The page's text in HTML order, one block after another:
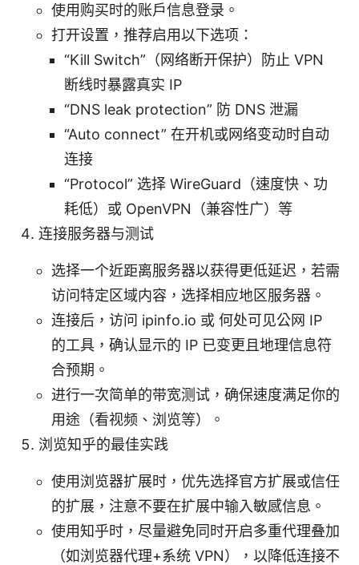
使用购买时的账户信息登录。
打开设置，推荐启用以下选项：
“Kill Switch”（网络断开保护）防止 VPN
断线时暴露真实 IP
“DNS leak protection” 防 DNS 泄漏
“Auto connect” 在开机或网络变动时自动
连接
“Protocol” 选择 WireGuard（速度快、功
耗低）或 OpenVPN（兼容性广）等
连接服务器与测试
选择一个近距离服务器以获得更低延迟，若需
访问特定区域内容，选择相应地区服务器。
连接后，访问 ipinfo.io 或 何处可见公网 IP
的工具，确认显示的 IP 已变更且地理信息符
合预期。
进行一次简单的带宽测试，确保速度满足你的
用途（看视频、浏览等）。
浏览知乎的最佳实践
使用浏览器扩展时，优先选择官方扩展或信任
的扩展，注意不要在扩展中输入敏感信息。
使用知乎时，尽量避免同时开启多重代理叠加
（如浏览器代理+系统 VPN），以降低连接不